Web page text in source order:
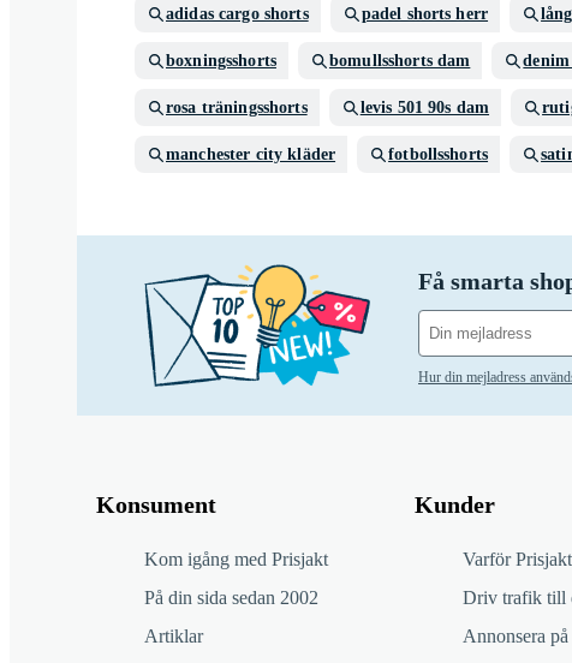
adidas cargo shorts padel shorts herr
boxningsshorts bomullsshorts dam
rosa träningsshorts levis 501 90s dam
manchester city kläder fotbollsshorts
Få smarta
Hur din mejladress
Konsument
Kom igång med Prisjakt
På din sida sedan 2002
Artiklar
Kunder
Varför
Driv trafik till
Annonsera